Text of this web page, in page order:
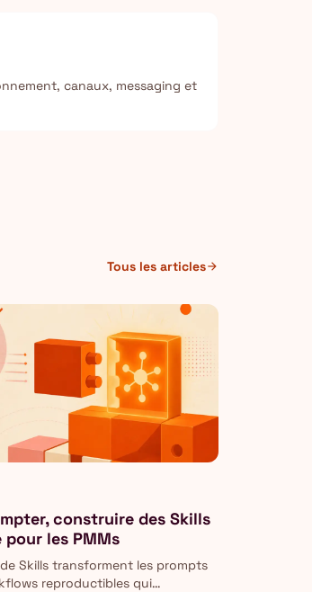
canaux, messaging et
Tous les articlesarrow_forward
construire des Skills
pour les PMMs
Skills transforment les prompts
reproductibles qui